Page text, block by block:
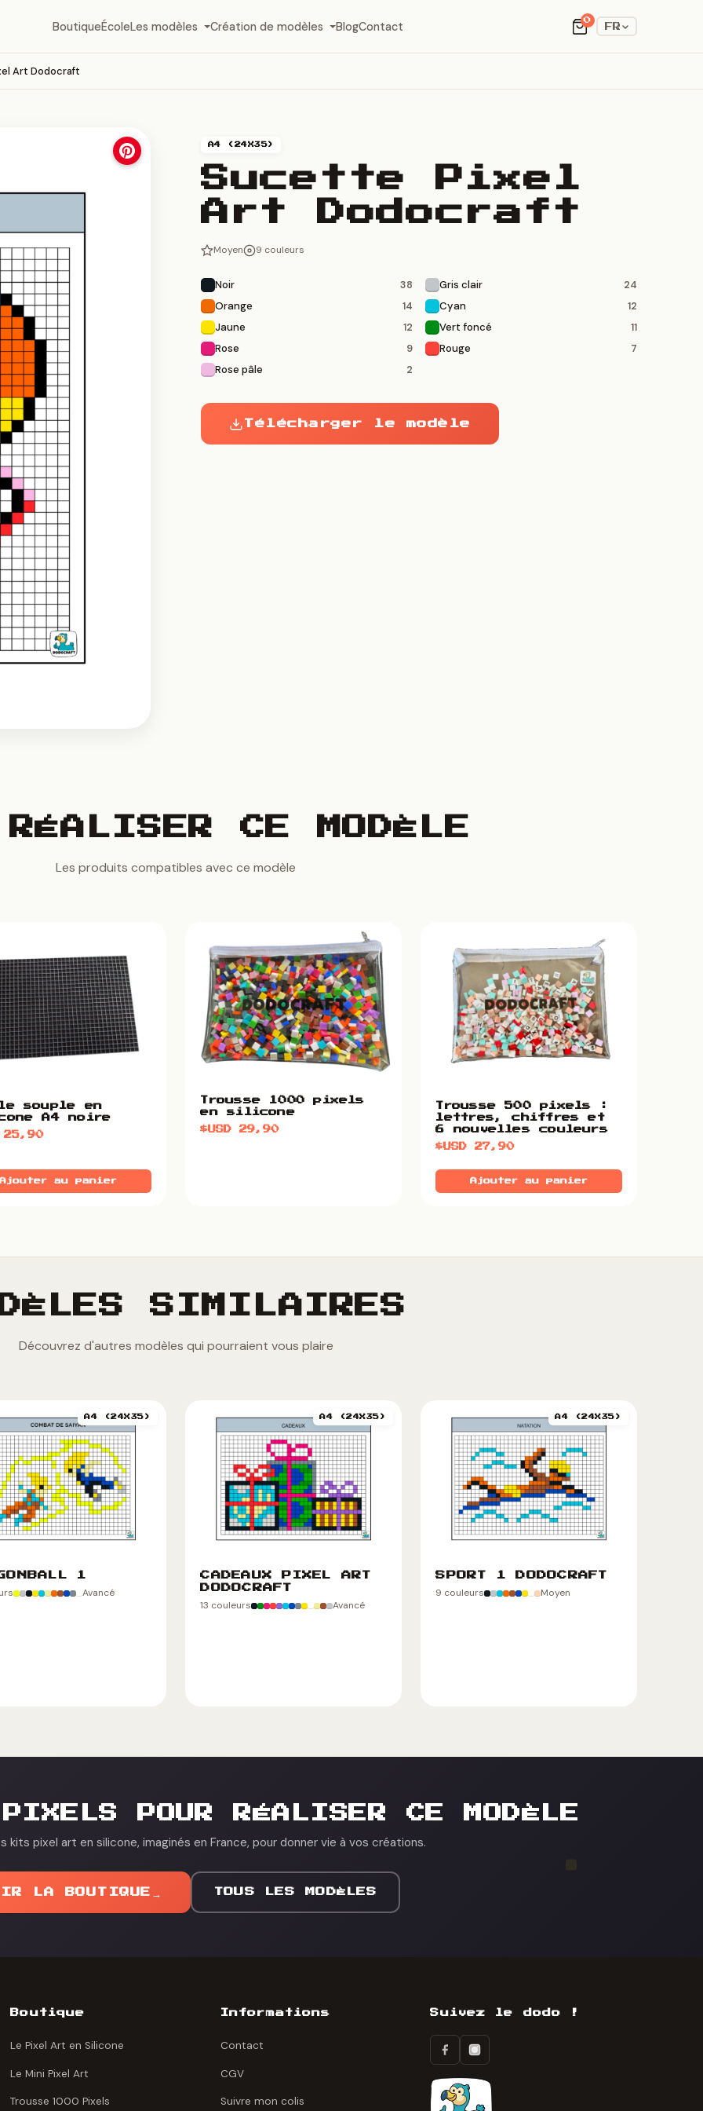
BoutiqueÉcoleLes modèles Création de modèles BlogContact
0
FR
Art Dodocraft
A4 (24X35)
Sucette Pixel
Art Dodocraft
Moyen 9 couleurs
Noir 38 Gris clair 24
Orange 14 Cyan 12
Jaune 12 Vert foncé 11
Rose 9 Rouge 7
Rose pâle 2
Télécharger le modèle
RÉALISER CE MODÈLE
Les produits compatibles avec ce modèle
souple en
A4 noire
25,90
Ajouter au panier
Trousse 1000 pixels
en silicone
$USD29,90
Trousse 500 pixels :
lettres, chiffres et
6 nouvelles couleurs
$USD27,90
Ajouter au panier
SIMILAIRES
Découvrez d'autres modèles qui pourraient vous plaire
A4 (24X35)
1
Avancé
A4 (24X35)
CADEAUX PIXEL ART
DODOCRAFT
13 couleurs Avancé
A4 (24X35)
SPORT 1 DODOCRAFT
9 couleurs Moyen
POUR RÉALISER CE MODÈLE
kits pixel art en silicone, imaginés en France, pour donner vie à vos créations.
LA BOUTIQUE → TOUS LES MODÈLES
Boutique
Le Pixel Art en Silicone
Le Mini Pixel Art
Trousse 1000 Pixels
Informations
Contact
CGV
Suivre mon colis
Suivez le dodo !